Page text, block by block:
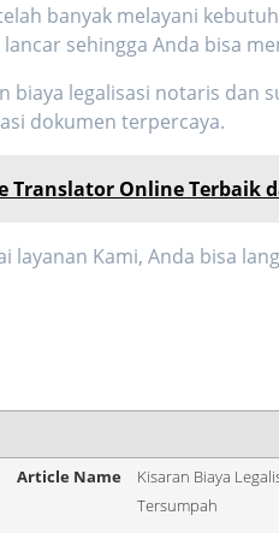
banyak melayani
sehingga Anda bisa
biaya legalisasi notaris dan
dokumen terpercaya.
Translator Online Terbaik
layanan Kami, Anda bisa
Article Name
Kisaran Biaya
Tersumpah